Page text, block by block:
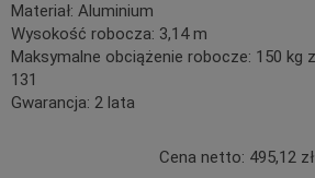
Materiał: Aluminium
Wysokość robocza: 3,14 m
Maksymalne obciążenie robocze: 150 kg
131
Gwarancja: 2 lata
Cena netto: 495,12 zł